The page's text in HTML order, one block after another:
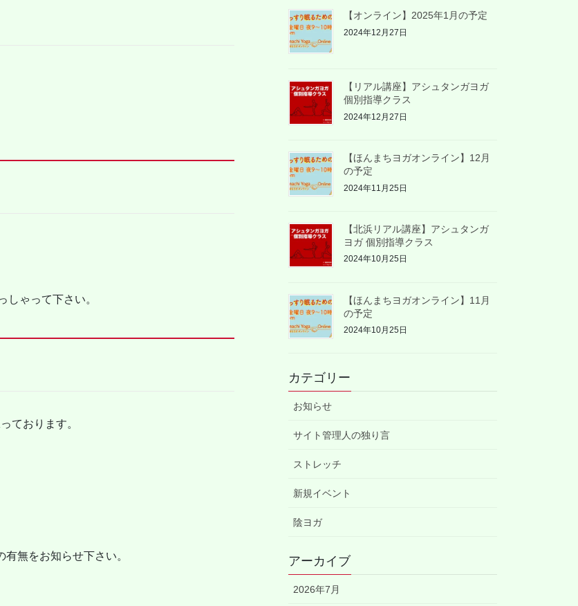
しゃって下さい。
ております。
無をお知らせ下さい。
【オンライン】2025年1月の予定
2024年12月27日
【リアル講座】アシュタンガヨガ
個別指導クラス
2024年12月27日
【ほんまちヨガオンライン】12月
の予定
2024年11月25日
【北浜リアル講座】アシュタンガ
ヨガ 個別指導クラス
2024年10月25日
【ほんまちヨガオンライン】11月
の予定
2024年10月25日
カテゴリー
お知らせ
サイト管理人の独り言
ストレッチ
新規イベント
陰ヨガ
アーカイブ
2026年7月